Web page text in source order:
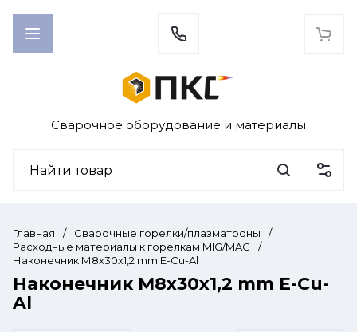
Сварочное оборудование и материалы
Главная / Сварочные горелки/плазматроны
/
Расходные материалы к горелкам MIG/MAG
/
Наконечник М8x30х1,2 mm E-Cu-Al
Наконечник М8x30х1,2 mm E-Cu-
Al